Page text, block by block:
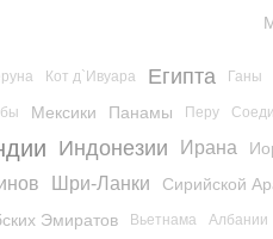
Кот д`Ивуара Египта Ганы
Мексики Панамы Перу
Индонезии Ирана
Шри-Ланки Сирийской
Эмиратов Вьетнама Албании